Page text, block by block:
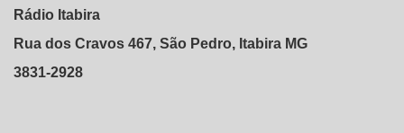
Rádio Itabira
Rua dos Cravos 467, São Pedro, Itabira MG
3831-2928